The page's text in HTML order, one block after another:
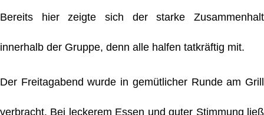
Bereits hier zeigte sich der starke Zusammenhalt
innerhalb der Gruppe, denn alle halfen tatkräftig mit.
Der Freitagabend wurde in gemütlicher Runde am Grill
verbracht. Bei leckerem Essen und guter Stimmung ließ